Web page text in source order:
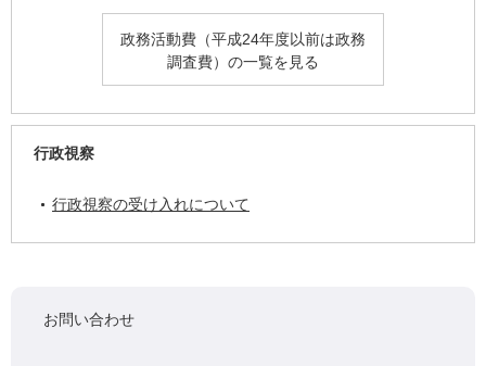
政務活動費（平成24年度以前は政務
調査費）の一覧を見る
行政視察
行政視察の受け入れについて
お問い合わせ